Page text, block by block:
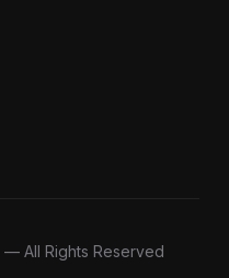
All Rights Reserved